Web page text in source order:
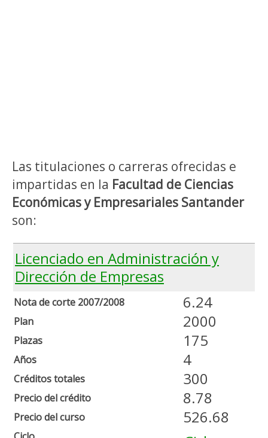
Las titulaciones o carreras ofrecidas e
impartidas en la Facultad de Ciencias
Económicas y Empresariales Santander
son:
Licenciado en Administración y
Dirección de Empresas
Nota de corte 2007/2008
Plan
Plazas
Años
Créditos totales
Precio del crédito
Precio del curso
6.24
2000
175
4
300
8.78
526.68